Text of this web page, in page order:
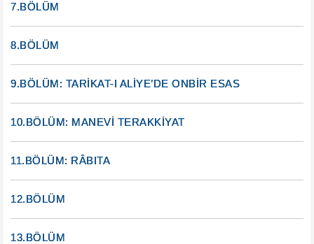
7.BÖLÜM
8.BÖLÜM
9.BÖLÜM: TARİKAT-I ALİYE’DE ONBİR ESAS
10.BÖLÜM: MANEVİ TERAKKİYAT
11.BÖLÜM: RÂBITA
12.BÖLÜM
13.BÖLÜM